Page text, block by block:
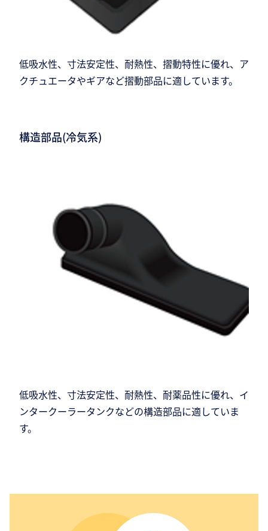
低吸水性、寸法安定性、耐熱性、摺動特性に優れ、ア
クチュエータやギアなど摺動部品に適しています。
構造部品(冷気系)
低吸水性、寸法安定性、耐熱性、耐薬品性に優れ、イ
ンタークーラータンクなどの構造部品に適していま
す。